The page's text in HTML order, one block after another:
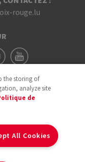
rouge.lu
the storing of
analyze site
de
All Cookies